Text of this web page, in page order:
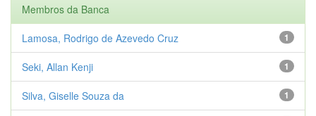
Membros da Banca
1
Lamosa, Rodrigo de Azevedo Cruz
1
Seki, Allan Kenji
1
Silva, Giselle Souza da